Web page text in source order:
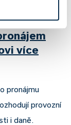
více
pronájmu
provozní
i daně.